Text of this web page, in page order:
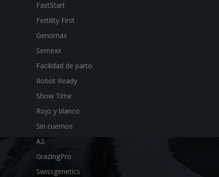
FastStart
Fertility First
Genomax
Semexx
Facilidad de parto
Robot Ready
Show Time
Rojo y blanco
Sin cuernos
A2
GrazingPro
Swissgenetics